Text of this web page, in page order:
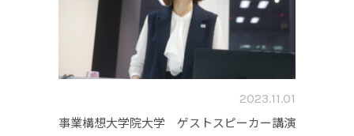
2023.11.01
事業構想大学院大学 ゲストスピーカー講演